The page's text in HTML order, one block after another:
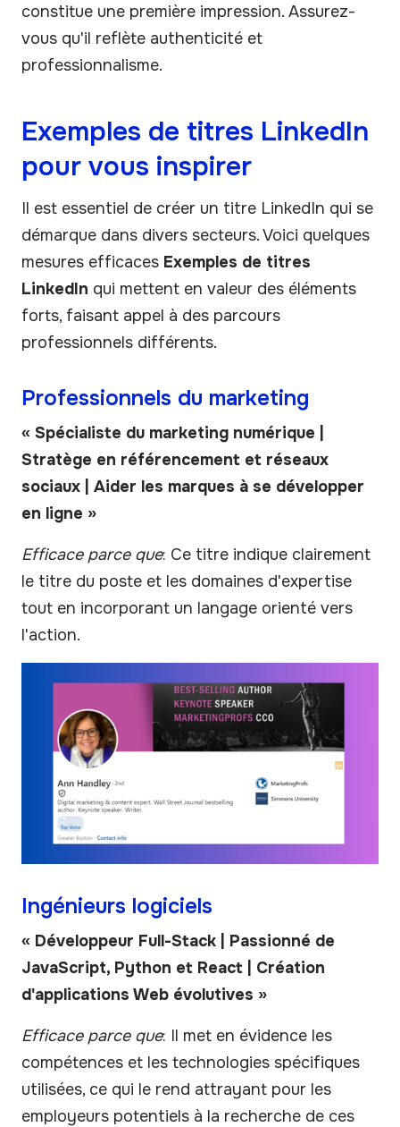
constitue une première impression. Assurez-
vous qu'il reflète authenticité et
professionnalisme.
Exemples de titres LinkedIn
pour vous inspirer
Il est essentiel de créer un titre LinkedIn qui se
démarque dans divers secteurs. Voici quelques
mesures efficaces Exemples de titres
LinkedIn qui mettent en valeur des éléments
forts, faisant appel à des parcours
professionnels différents.
Professionnels du marketing
« Spécialiste du marketing numérique |
Stratège en référencement et réseaux
sociaux | Aider les marques à se développer
en ligne »
Efficace parce que: Ce titre indique clairement
le titre du poste et les domaines d'expertise
tout en incorporant un langage orienté vers
l'action.
Ingénieurs logiciels
« Développeur Full-Stack | Passionné de
JavaScript, Python et React | Création
d'applications Web évolutives »
Efficace parce que: Il met en évidence les
compétences et les technologies spécifiques
utilisées, ce qui le rend attrayant pour les
employeurs potentiels à la recherche de ces